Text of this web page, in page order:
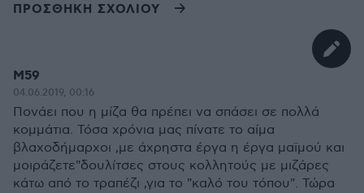
ΠΡΟΣΘΗΚΗ ΣΧΟΛΙΟΥ
Μ59
04.06.2019, 00:16
Πονάει που η μίζα θα πρέπει να σπάσει σε πολλά
κομμάτια. Τόσα χρόνια μας πίνατε το αίμα
βλαχοδήμαρχοι ,με άχρηστα έργα η έργα μαϊμού και
μοιράζετε"δουλίτσες στους κολλητούς με μιζάρες
κάτω από το τραπέζι ,για το "καλό του τόπου". Τώρα